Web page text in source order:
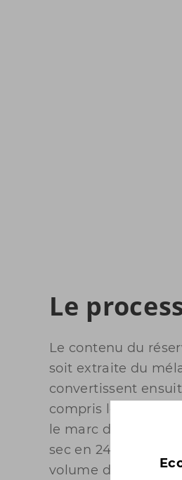
Le
Le contenu du
soit extraite du
convertissent
compris les
le marc de café et
sec en 24 heures
volume d'origine.